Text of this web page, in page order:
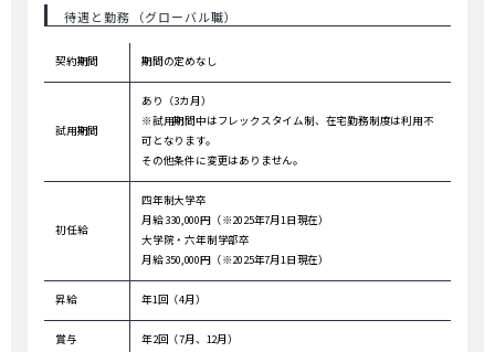
待遇と勤務（グローバル職）
契約期間 期間の定めなし
試用期間
あり（3カ月）
※試用期間中はフレックスタイム制、在宅勤務制度は利用不
可となります。
その他条件に変更はありません。
初任給
四年制大学卒
月給 330,000円（※2025年7月1日現在）
大学院・六年制学部卒
月給 350,000円（※2025年7月1日現在）
昇給 年1回（4月）
賞与 年2回（7月、12月）